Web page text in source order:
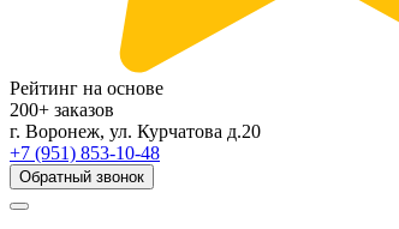
Рейтинг на основе
200+ заказов
г. Воронеж, ул. Курчатова д.20
+7 (951) 853-10-48
Обратный звонок